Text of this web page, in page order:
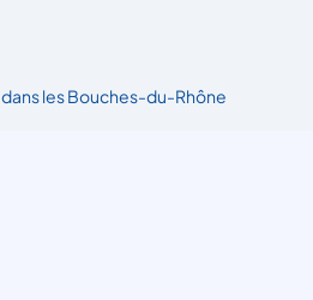
dans les Bouches-du-Rhône